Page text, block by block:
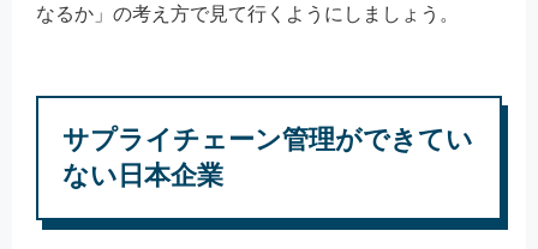
なるか」の考え方で見て行くようにしましょう。
サプライチェーン管理ができてい
ない日本企業